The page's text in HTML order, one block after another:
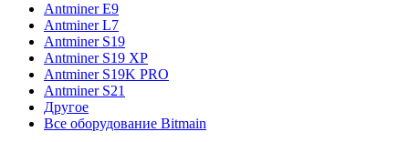
Antminer E9
Antminer L7
Antminer S19
Antminer S19 XP
Antminer S19K PRO
Antminer S21
Другое
Все оборудование Bitmain